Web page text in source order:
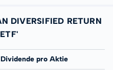
DIVERSIFIED RETURN
Dividende pro Aktie